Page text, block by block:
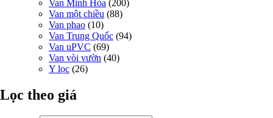
Van Minh Hòa (200)
Van một chiều (88)
Van phao (10)
Van Trung Quốc (94)
Van uPVC (69)
Van vòi vườn (40)
Y lọc (26)
Lọc theo giá